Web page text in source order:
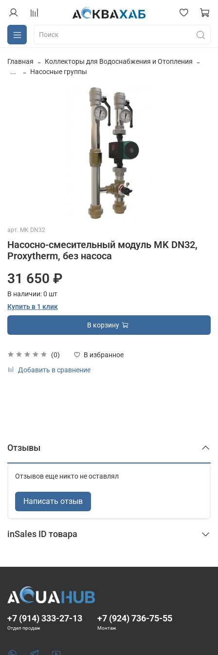
Главная
Коллекторы для Водоснабжения и Отопления
...
Насосные группы
арт. MK DN32
Насосно-смесительный модуль MK DN32,
Proxytherm, без насоса
(0)
В избранное
Добавить в сравнение
31 650 ₽
В наличии:0 шт
Купить в 1 клик
В корзину
Отзывы
Отзывов еще никто не оставлял
Написать отзыв
inSales ID товара
+7 (914) 333-27-13
Отдел продаж
+7 (924) 736-75-55
Монтаж